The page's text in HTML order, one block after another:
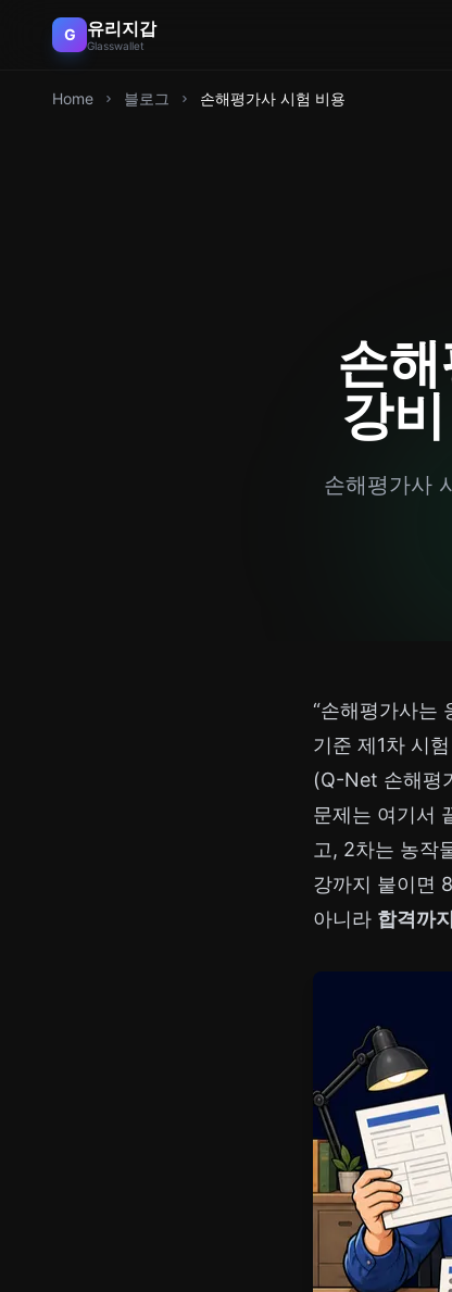
G 유리지갑
Glasswallet
Home 블로그 손해평가사 시험 비용
손
강
손해평가사
“손해평가사는
기준 제1차 시
(Q-Net 손해평
문제는 여기서
고, 2차는 농작
강까지 붙이면
아니라 합격까